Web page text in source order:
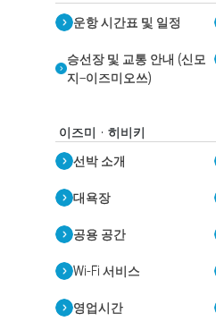
운항 시간표 및 일정
승선장 및 교통 안내 (신모
지–이즈미오쓰)
이즈미 · 히비키
선박 소개
대욕장
공용 공간
Wi-Fi 서비스
영업시간